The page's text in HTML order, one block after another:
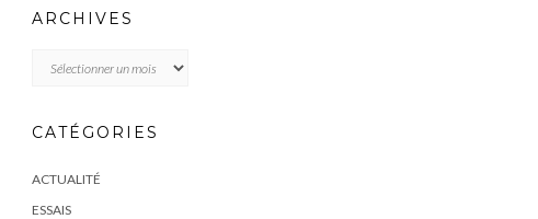
ARCHIVES
CATÉGORIES
ACTUALITÉ
ESSAIS